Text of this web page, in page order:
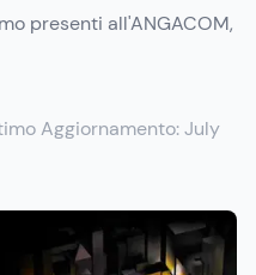
presenti all'ANGACOM,
Aggiornamento:July